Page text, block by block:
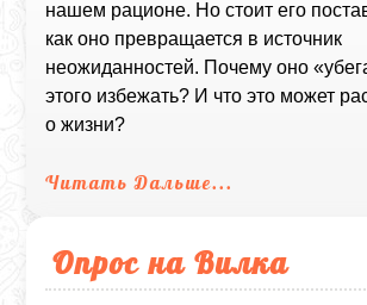
нашем рационе. Но стоит его
как оно превращается в источник
неожиданностей. Почему оно
этого избежать? И что это может
о жизни?
Читать Дальше...
Опрос на Вилка